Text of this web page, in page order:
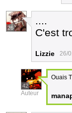
26
....
C'est
Lizzie 26/
42
Auteur
Ouais